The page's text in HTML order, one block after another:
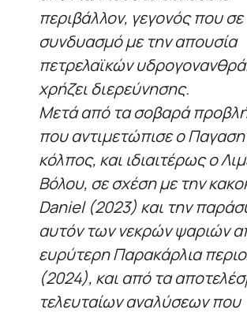
περιβάλλον, γεγονός που σε
συνδυασμό με την απουσία
πετρελαϊκών
χρήζει διερεύνησης.
Μετά από τα σοβαρά
που αντιμετώπισε ο
κόλπος, και ιδιαιτέρως ο
Βόλου, σε σχέση με την
Daniel (2023) και την
αυτόν των νεκρών ψαριών
ευρύτερη Παρακάρλια
(2024), και από τα
τελευταίων αναλύσεων που